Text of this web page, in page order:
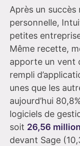
Après un
personnelle,
petites
Même recette,
apporte un vent
rempli
unes que les
aujourd’hui
logiciels de
soit 26,56
devant Sage